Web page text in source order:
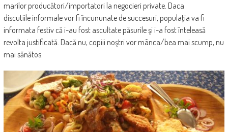
marilor producători/importatori la negocieri private. Daca
discutiile informale vor fi încununate de succesuri, populaţia va fi
informata festiv că i-au fost ascultate păsurile şi i-a fost înteleasă
revolta justificată. Dacă nu, copiii noştri vor mânca/bea mai scump, nu
mai sănătos.